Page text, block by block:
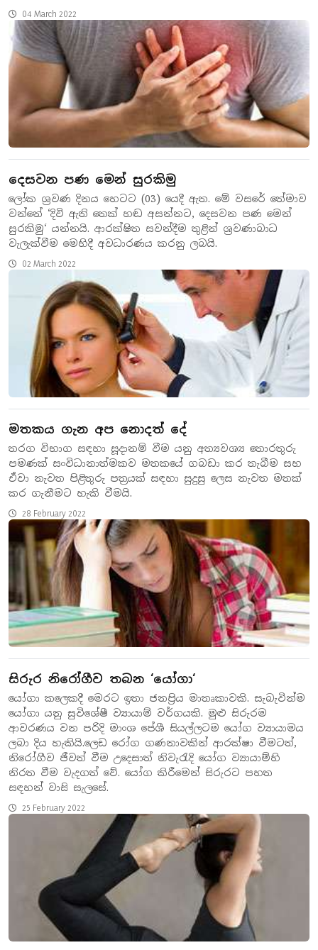
04 March 2022
දෙසවන පණ මෙන් සුරකිමු
ලෝක ශ්‍රවණ දිනය හෙටට (03) යෙදී ඇත. මේ වසරේ තේමාව
වන්නේ ‘දිවි ඇති තෙක් හඬ අසන්නට, දෙසවන පණ මෙන්
සුරකිමු‘ යන්නයි. ආරක්ෂිත සවන්දීම තුළින් ශ්‍රවණාබාධ
වැලැක්වීම මෙහිදී අවධාරණය කරනු ලබයි.
02 March 2022
මතකය ගැන අප නොදත් දේ
තරග විභාග සඳහා සූදානම් වීම යනු අත්‍යවශ්‍ය තොරතුරු
පමණක් සංවිධානාත්මකව මතකයේ ගබඩා කර තැබීම සහ
ඒවා නැවත පිළිතුරු පත්‍රයක් සඳහා සුදුසු ලෙස නැවත මතක්
කර ගැනීමට හැකි වීමයි.
28 February 2022
සිරුර නිරෝගීව තබන ‘යෝගා‘
යෝගා කලෙකදී මෙරට ඉතා ජනප්‍රිය මාතෘකාවකි. සැබැවින්ම
යෝගා යනු සුවිශේෂී ව්‍යායාම් වර්ගයකි. මුළු සිරුරම
ආවරණය වන පරිදි මාංශ පේශී සියල්ලටම යෝග ව්‍යායාමය
ලබා දිය හැකියි.ලෙඩ රෝග ගණනාවකින් ආරක්ෂා වීමටත්,
නිරෝගීව ජීවත් වීම උදෙසාත් නිවැරැදි යෝග ව්‍යායාම්හි
නිරත වීම වැදගත් වේ. යෝග කිරීමෙන් සිරුරට පහත
සඳහන් වාසි සැලසේ.
25 February 2022